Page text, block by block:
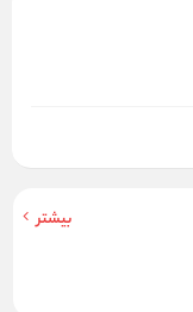
بیشتر